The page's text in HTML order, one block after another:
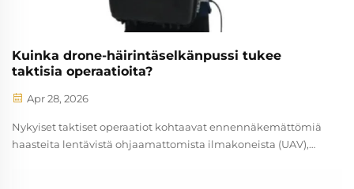
Kuinka drone-häirintäselkänpussi tukee
taktisia operaatioita?
Apr 28, 2026
Nykyiset taktiset operaatiot kohtaavat ennennäkemättömiä
haasteita lentävistä ohjaamattomista ilmakoneista (UAV),